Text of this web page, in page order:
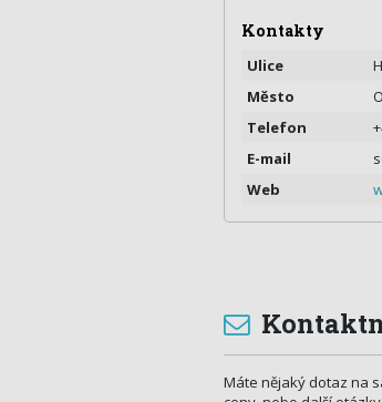
Kontakty
Ulice
Město
Telefon
E-mail
Web
Máte nějaký dotaz na